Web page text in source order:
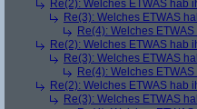
Re(2): Welches ETWAS hab
Re(3): Welches ETWAS
Re(4): Welches
Re(2): Welches ETWAS hab
Re(3): Welches ETWAS
Re(4): Welches
Re(2): Welches ETWAS hab
Re(3): Welches ETWAS